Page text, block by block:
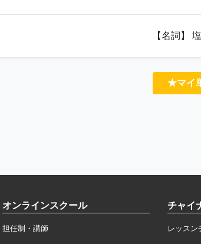
【名詞】
★マイ
オンラインスクール
担任制・講師
チャイ
レッスン